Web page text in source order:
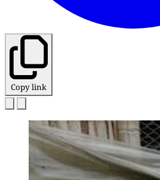
Copy link